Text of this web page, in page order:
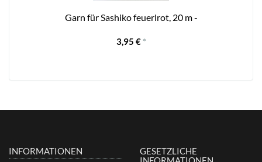
Garn für Sashiko feuerlrot, 20 m -
3,95 € *
INFORMATIONEN
GESETZLICHE